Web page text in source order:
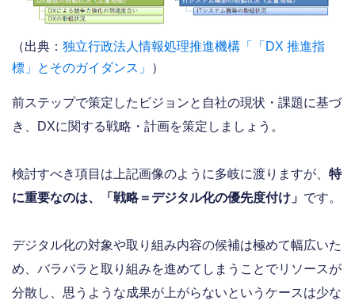
（出典： 独立行政法人情報処理推進機構「「DX 推進指
標」とそのガイダンス」
）
前ステップで策定したビジョンと自社の現状・課題に基づ
き、DXに関する戦略・計画を策定しましょう。
検討すべき項目は上記画像のように多岐に渡りますが、 特
に重要なのは、「戦略＝デジタル化の優先度付け」 です。
デジタル化の対象や取り組み内容の候補は極めて幅広いた
め、バラバラと取り組みを進めてしまうことでリソースが
分散し、思うような成果が上がらないというケースは少な